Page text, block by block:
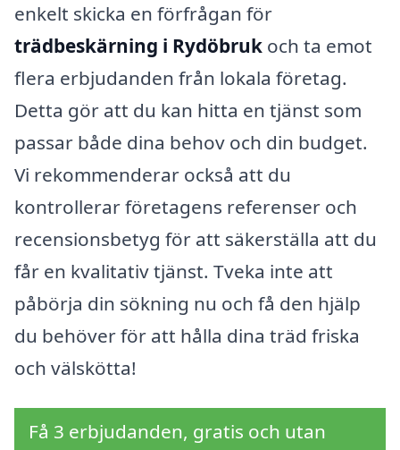
enkelt skicka en förfrågan för
trädbeskärning i Rydöbruk och ta emot
flera erbjudanden från lokala företag.
Detta gör att du kan hitta en tjänst som
passar både dina behov och din budget.
Vi rekommenderar också att du
kontrollerar företagens referenser och
recensionsbetyg för att säkerställa att du
får en kvalitativ tjänst. Tveka inte att
påbörja din sökning nu och få den hjälp
du behöver för att hålla dina träd friska
och välskötta!
Få 3 erbjudanden, gratis och utan